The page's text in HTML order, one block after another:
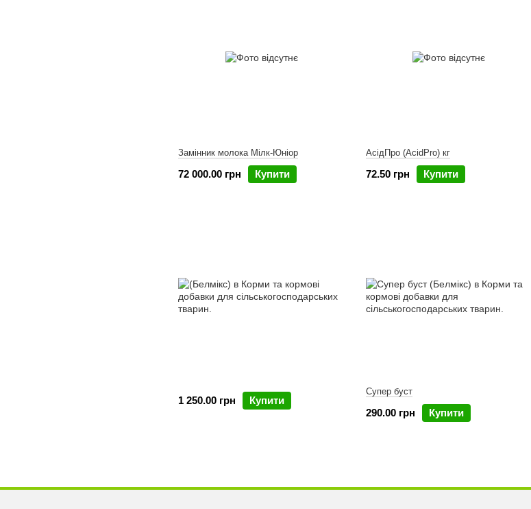
Замінник молока Мілк-Юніор
72 000.00 грн Купити
АсідПро (AcidPro) кг
72.50 грн Купити
1 250.00 грн Купити
Супер буст
290.00 грн Купити